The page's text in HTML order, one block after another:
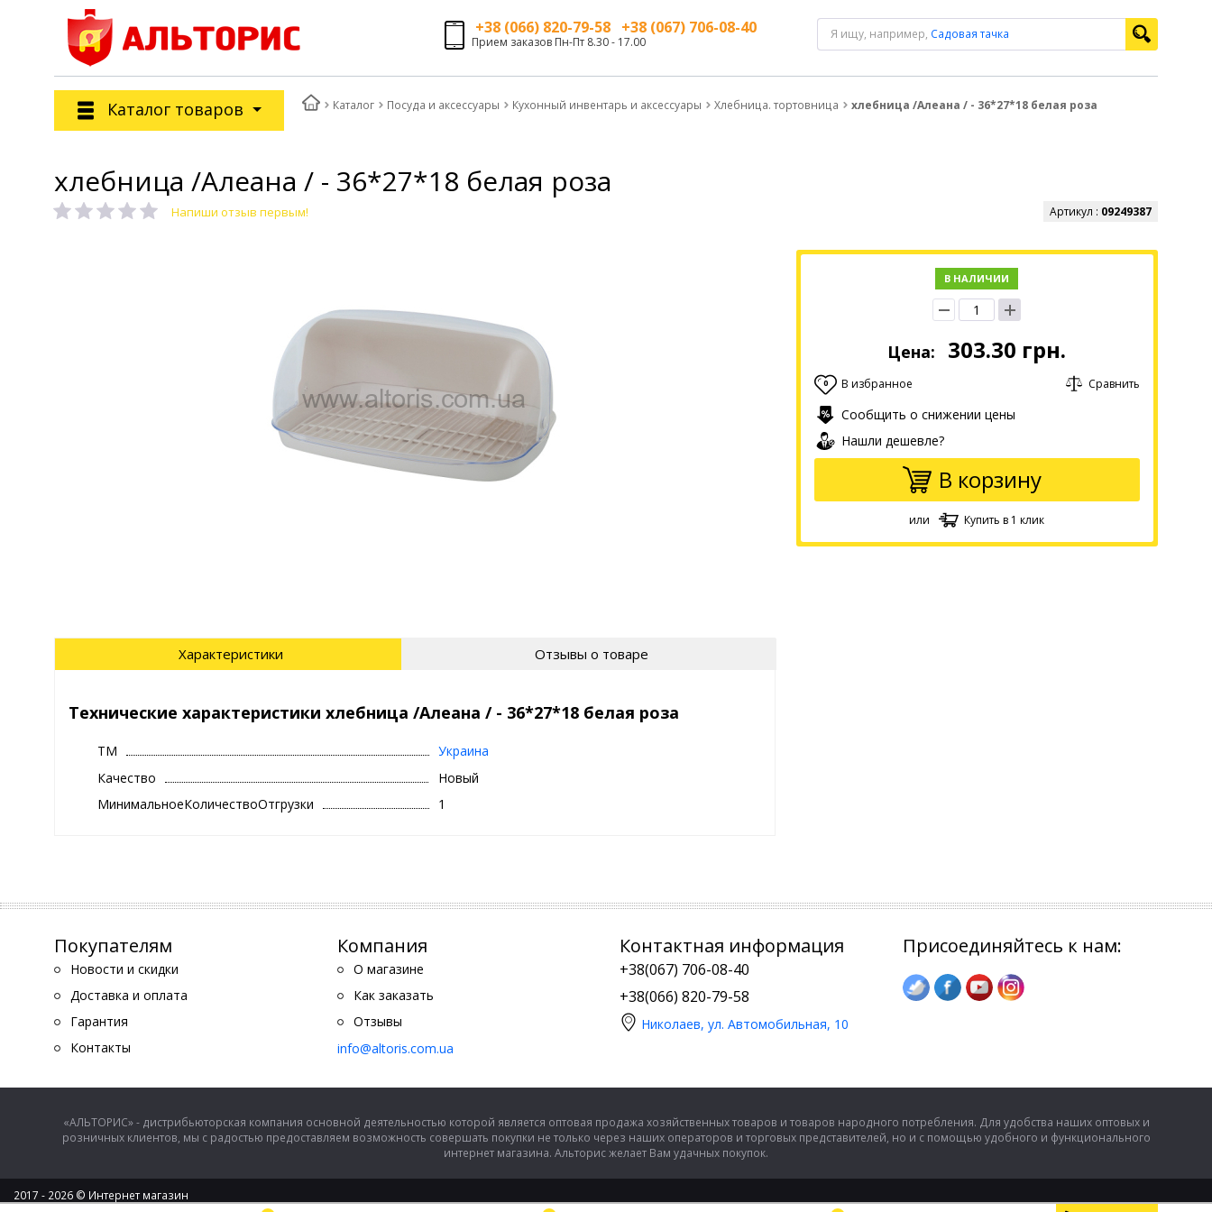
+38 (066) 820-79-58 +38 (067) 706-08-40
Прием заказов Пн-Пт 8.30 - 17.00
Я ищу, например, Садовая тачка
Каталог товаров Каталог Посуда и аксессуары Кухонный инвентарь и аксессуары Хлебница. тортовница хлебница /Алеана / - 36*27*18 белая роза
хлебница /Алеана / - 36*27*18 белая роза
Напиши отзыв первым! Артикул : 09249387
В НАЛИЧИИ
Цена: 303.30 грн.
0 В избранное Сравнить
Сообщить о снижении цены
Нашли дешевле?
В корзину
или Купить в 1 клик
Характеристики Отзывы о товаре
Технические характеристики хлебница /Алеана / - 36*27*18 белая роза
ТМ
Украина
Качество
Новый
МинимальноеКоличествоОтгрузки
1
Покупателям
Новости и скидки
Доставка и оплата
Гарантия
Контакты
Компания
О магазине
Как заказать
Отзывы
info@altoris.com.ua
Контактная информация
+38(067) 706-08-40
+38(066) 820-79-58
Николаев, ул. Автомобильная, 10
Присоединяйтесь к нам:
«АЛЬТОРИС» - дистрибьюторская компания основной деятельностью которой является оптовая продажа хозяйственных товаров и товаров народного потребления. Для удобства наших оптовых и
розничных клиентов, мы с радостью предоставляем возможность совершать покупки не только через наших операторов и торговых представителей, но и с помощью удобного и функционального
интернет магазина. Альторис желает Вам удачных покупок.
2017 - 2026 © Интернет магазин